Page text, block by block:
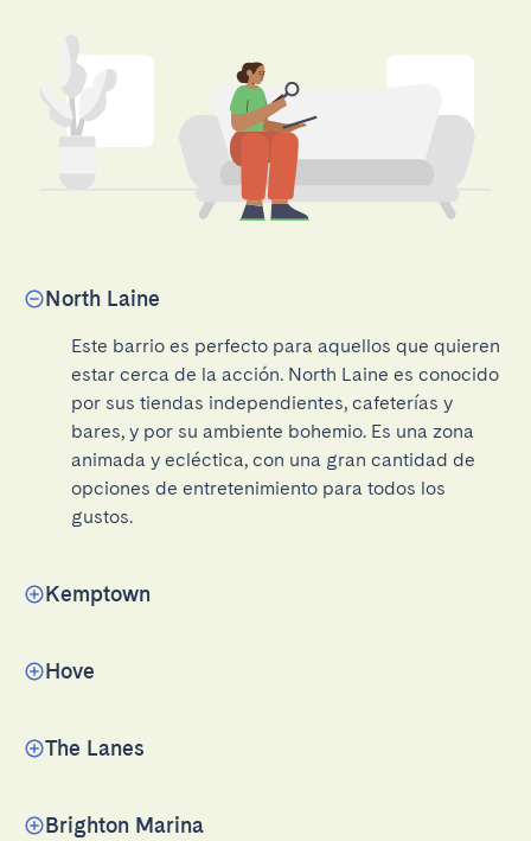
North Laine
Este barrio es perfecto para aquellos que quieren
estar cerca de la acción. North Laine es conocido
por sus tiendas independientes, cafeterías y
bares, y por su ambiente bohemio. Es una zona
animada y ecléctica, con una gran cantidad de
opciones de entretenimiento para todos los
gustos.
Kemptown
Hove
The Lanes
Brighton Marina